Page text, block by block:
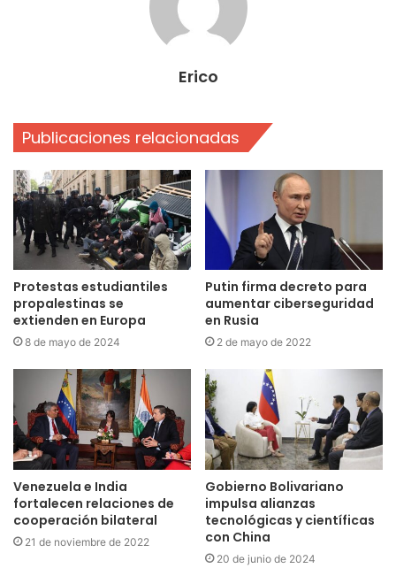
Erico
Publicaciones relacionadas
Protestas estudiantiles
propalestinas se
extienden en Europa
8 de mayo de 2024
Putin firma decreto para
aumentar ciberseguridad
en Rusia
2 de mayo de 2022
Venezuela e India
fortalecen relaciones de
cooperación bilateral
21 de noviembre de 2022
Gobierno Bolivariano
impulsa alianzas
tecnológicas y científicas
con China
20 de junio de 2024